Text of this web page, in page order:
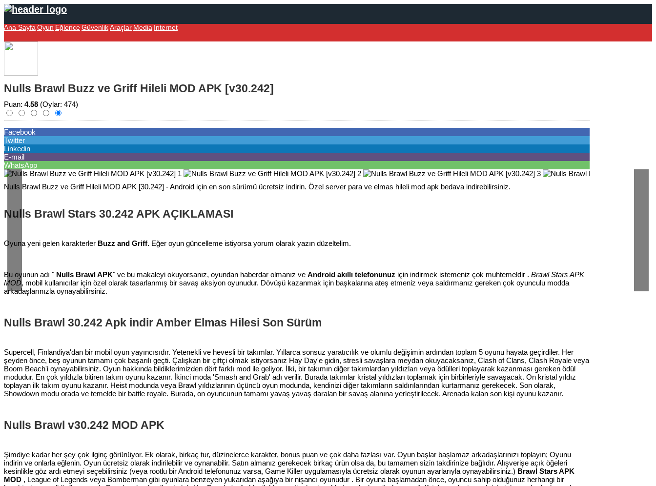
Ana Sayfa Oyun EğlenceGüvenlikAraçlar Media Internet
Nulls Brawl Buzz ve Griff Hileli MOD APK [v30.242]
Puan: 4.58 (Oylar: 474)
Facebook
Twitter
Linkedin
E-mail
WhatsApp
Nulls Brawl Buzz ve Griff Hileli MOD APK [30.242] - Android için en son sürümü ücretsiz indirin. Özel server para ve elmas hileli mod apk bedava indirebilirsiniz.
Nulls Brawl Stars 30.242 APK AÇIKLAMASI
Oyuna yeni gelen karakterler Buzz and Griff. Eğer oyun güncelleme istiyorsa yorum olarak yazın düzeltelim.
Bu oyunun adı " Nulls Brawl APK" ve bu makaleyi okuyorsanız, oyundan haberdar olmanız ve Android akıllı telefonunuz için indirmek istemeniz çok muhtemeldir . Brawl Stars APK
MOD, mobil kullanıcılar için özel olarak tasarlanmış bir savaş aksiyon oyunudur. Dövüşü kazanmak için başkalarına ateş etmeniz veya saldırmanız gereken çok oyunculu modda
arkadaşlarınızla oynayabilirsiniz.
Nulls Brawl 30.242 Apk indir Amber Elmas Hilesi Son Sürüm
Supercell, Finlandiya'dan bir mobil oyun yayıncısıdır. Yetenekli ve hevesli bir takımlar. Yıllarca sonsuz yaratıcılık ve olumlu değişimin ardından toplam 5 oyunu hayata geçirdiler. Her
şeyden önce, beş oyunun tamamı çok başarılı geçti. Çalışkan bir çiftçi olmak istiyorsanız Hay Day'e gidin, stresli savaşlara meydan okuyacaksanız, Clash of Clans, Clash Royale veya
Boom Beach'i oynayabilirsiniz. Oyun hakkında bildiklerimizden dört farklı mod ile geliyor. İlki, bir takımın diğer takımlardan yıldızları veya ödülleri toplayarak kazanması gereken ödül
modudur. En çok yıldızla bitiren takım oyunu kazanır. İkinci moda 'Smash and Grab' adı verilir. Burada takımlar kristal yıldızları toplamak için birbirleriyle savaşacak. On kristal yıldız
toplayan ilk takım oyunu kazanır. Heist modunda veya Brawl yıldızlarının üçüncü oyun modunda, kendinizi diğer takımların saldırılarından kurtarmanız gerekecek. Son olarak,
Showdown modu orada ve temelde bir battle royale. Burada, on oyuncunun tamamı yavaş yavaş daralan bir savaş alanına yerleştirilecek. Arenada kalan son kişi oyunu kazanır.
Nulls Brawl v30.242 MOD APK
Şimdiye kadar her şey çok ilginç görünüyor. Ek olarak, birkaç tur, düzinelerce karakter, bonus puan ve çok daha fazlası var. Oyun başlar başlamaz arkadaşlarınızı toplayın; Oyunu
indirin ve onlarla eğlenin. Oyun ücretsiz olarak indirilebilir ve oynanabilir. Satın almanız gerekecek birkaç ürün olsa da, bu tamamen sizin takdirinize bağlıdır. Alışverişe açık öğeleri
kesinlikle göz ardı etmeyi seçebilirsiniz (veya rootlu bir Android telefonunuz varsa, Game Killer uygulamasıyla ücretsiz olarak oyunun ayarlarıyla oynayabilirsiniz.) Brawl Stars APK
MOD , League of Legends veya Bomberman gibi oyunlara benzeyen yukarıdan aşağıya bir nişancı oyunudur . Bir oyuna başlamadan önce, oyuncu sahip olduğunuz herhangi bir